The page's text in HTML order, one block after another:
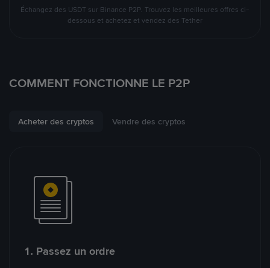
Échangez des USDT sur Binance P2P. Trouvez les meilleures offres ci-
dessous et achetez et vendez des Tether
COMMENT FONCTIONNE LE P2P
Acheter des cryptos Vendre des cryptos
1. Passez un ordre